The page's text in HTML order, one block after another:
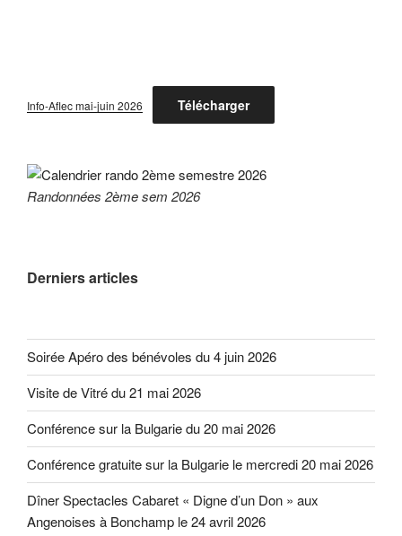
Info-Aflec mai-juin 2026 Télécharger
Randonnées 2ème sem 2026
Derniers articles
Soirée Apéro des bénévoles du 4 juin 2026
Visite de Vitré du 21 mai 2026
Conférence sur la Bulgarie du 20 mai 2026
Conférence gratuite sur la Bulgarie le mercredi 20 mai 2026
Dîner Spectacles Cabaret « Digne d’un Don » aux
Angenoises à Bonchamp le 24 avril 2026